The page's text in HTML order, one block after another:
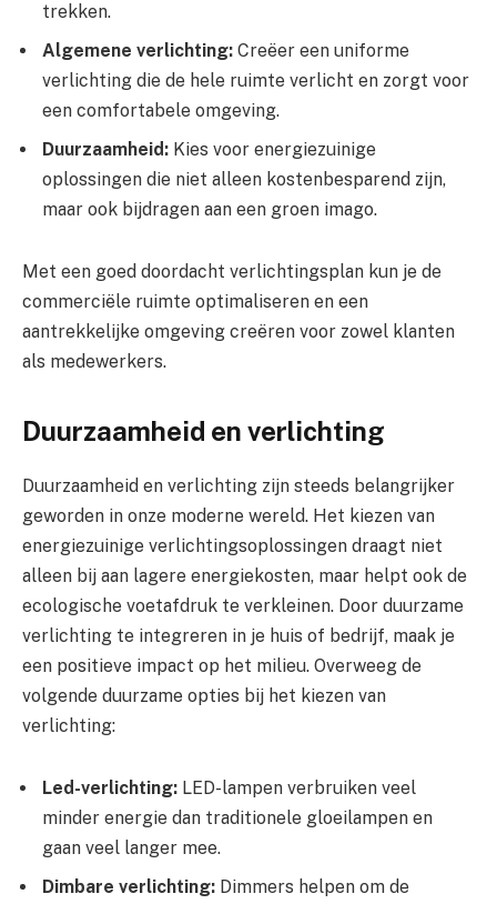
trekken.
Algemene verlichting: Creëer een uniforme
verlichting die de hele ruimte verlicht en zorgt voor
een comfortabele omgeving.
Duurzaamheid: Kies voor energiezuinige
oplossingen die niet alleen kostenbesparend zijn,
maar ook bijdragen aan een groen imago.
Met een goed doordacht verlichtingsplan kun je de
commerciële ruimte optimaliseren en een
aantrekkelijke omgeving creëren voor zowel klanten
als medewerkers.
Duurzaamheid en verlichting
Duurzaamheid en verlichting zijn steeds belangrijker
geworden in onze moderne wereld. Het kiezen van
energiezuinige verlichtingsoplossingen draagt niet
alleen bij aan lagere energiekosten, maar helpt ook de
ecologische voetafdruk te verkleinen. Door duurzame
verlichting te integreren in je huis of bedrijf, maak je
een positieve impact op het milieu. Overweeg de
volgende duurzame opties bij het kiezen van
verlichting:
Led-verlichting: LED-lampen verbruiken veel
minder energie dan traditionele gloeilampen en
gaan veel langer mee.
Dimbare verlichting: Dimmers helpen om de